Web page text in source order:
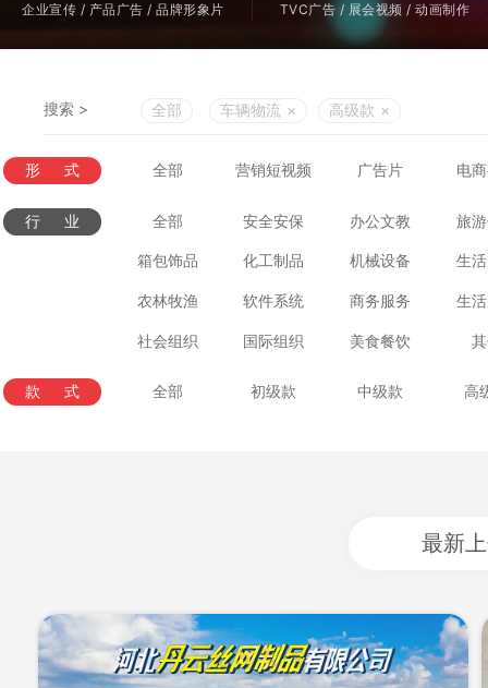
企业宣传 / 产品广告 / 品牌形象片 TVC广告 / 展会视频 / 动画制作
搜索 > 全部 车辆物流 × 高级款 ×
形式 全部 营销短视频 广告片 电
行业 全部 安全安保 办公文教 旅
箱包饰品 化工制品 机械设备 生
农林牧渔 软件系统 商务服务 生
社会组织 国际组织 美食餐饮
款式 全部 初级款 中级款 高
最新